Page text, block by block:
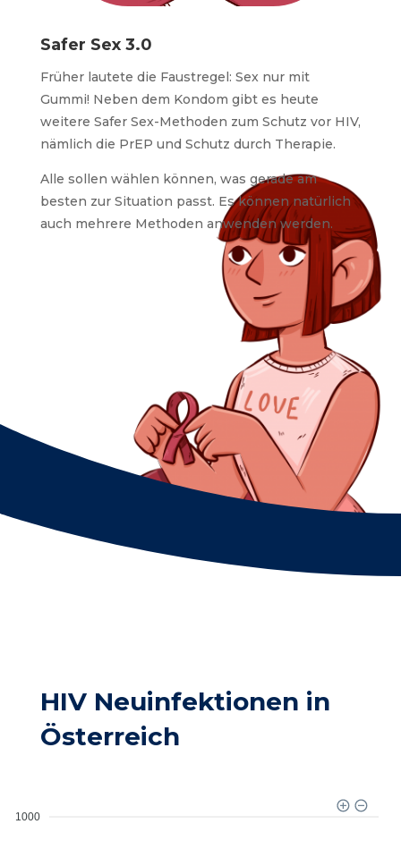
Safer Sex 3.0
Früher lautete die Faustregel: Sex nur mit
Gummi! Neben dem Kondom gibt es heute
weitere Safer Sex-Methoden zum Schutz vor HIV,
nämlich die PrEP und Schutz durch Therapie.
Alle sollen wählen können, was gerade am
besten zur Situation passt. Es können natürlich
auch mehrere Methoden anwenden werden.
HIV Neuinfektionen in
Österreich
1000